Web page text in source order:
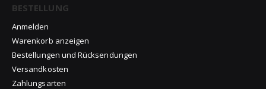
BESTELLUNG
Anmelden
Warenkorb anzeigen
Bestellungen und Rücksendungen
Versandkosten
Zahlungsarten